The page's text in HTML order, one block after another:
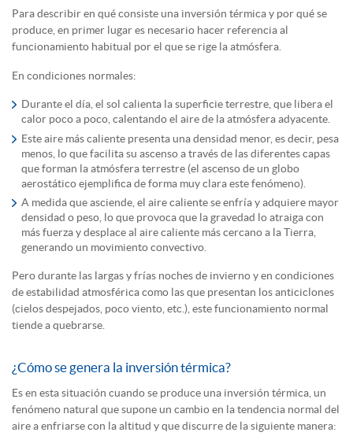
Para describir en qué consiste una inversión térmica y por qué se
produce, en primer lugar es necesario hacer referencia al
funcionamiento habitual por el que se rige la atmósfera.
En condiciones normales:
Durante el día, el sol calienta la superficie terrestre, que libera el
calor poco a poco, calentando el aire de la atmósfera adyacente.
Este aire más caliente presenta una densidad menor, es decir, pesa
menos, lo que facilita su ascenso a través de las diferentes capas
que forman la atmósfera terrestre (el ascenso de un globo
aerostático ejemplifica de forma muy clara este fenómeno).
A medida que asciende, el aire caliente se enfría y adquiere mayor
densidad o peso, lo que provoca que la gravedad lo atraiga con
más fuerza y desplace al aire caliente más cercano a la Tierra,
generando un movimiento convectivo.
Pero durante las largas y frías noches de invierno y en condiciones
de estabilidad atmosférica como las que presentan los anticiclones
(cielos despejados, poco viento, etc.), este funcionamiento normal
tiende a quebrarse.
¿Cómo se genera la inversión térmica?
Es en esta situación cuando se produce una inversión térmica, un
fenómeno natural que supone un cambio en la tendencia normal del
aire a enfriarse con la altitud y que discurre de la siguiente manera: